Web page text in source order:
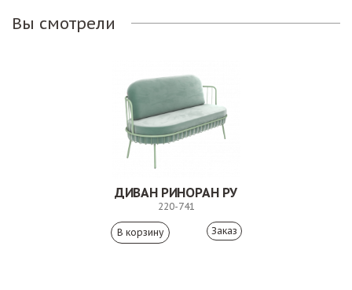
Вы смотрели
ДИВАН РИНОРАН РУ
220-741
Заказ